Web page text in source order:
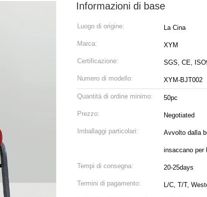
Informazioni di base
Luogo di origine: La Cina
Marca: XYM
Certificazione: SGS, CE,
Numero di modello: XYM-BJT002
Quantità di ordine minimo: 50pc
Prezzo: Negotiated
Imballaggi particolari: Avvolto dalla
insaccano per
Tempi di consegna: 20-25days
Termini di pagamento: L/C, T/T,